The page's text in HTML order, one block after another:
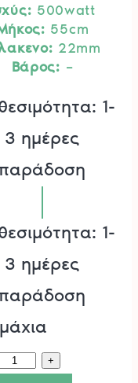
500watt
55cm
22mm
Βάρος: –
1-
3 ημέρες
παράδοση
1-
3 ημέρες
παράδοση
+